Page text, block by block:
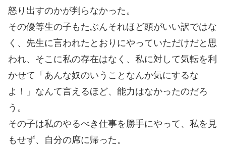
怒り出すのかが判らなかった。
その優等生の子もたぶんそれほど頭がいい訳ではな
く、先生に言われたとおりにやっていただけだと思
われ、そこに私の存在はなく、私に対して気転を利
かせて「あんな奴のいうことなんか気にするな
よ！」なんて言えるほど、能力はなかったのだろ
う。
その子は私のやるべき仕事を勝手にやって、私を見
もせず、自分の席に帰った。